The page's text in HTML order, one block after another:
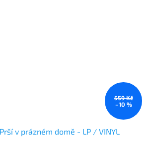
559 Kč
–10 %
v prázném domě - LP / VINYL